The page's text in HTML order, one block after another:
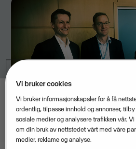
Vi bruker cookies
Vi bruker informasjonskapsler for å få
ordentlig, tilpasse innhold og annonser,
sosiale medier og analysere trafikken vår.
om din bruk av nettstedet vårt med våre
medier, reklame og analyse.